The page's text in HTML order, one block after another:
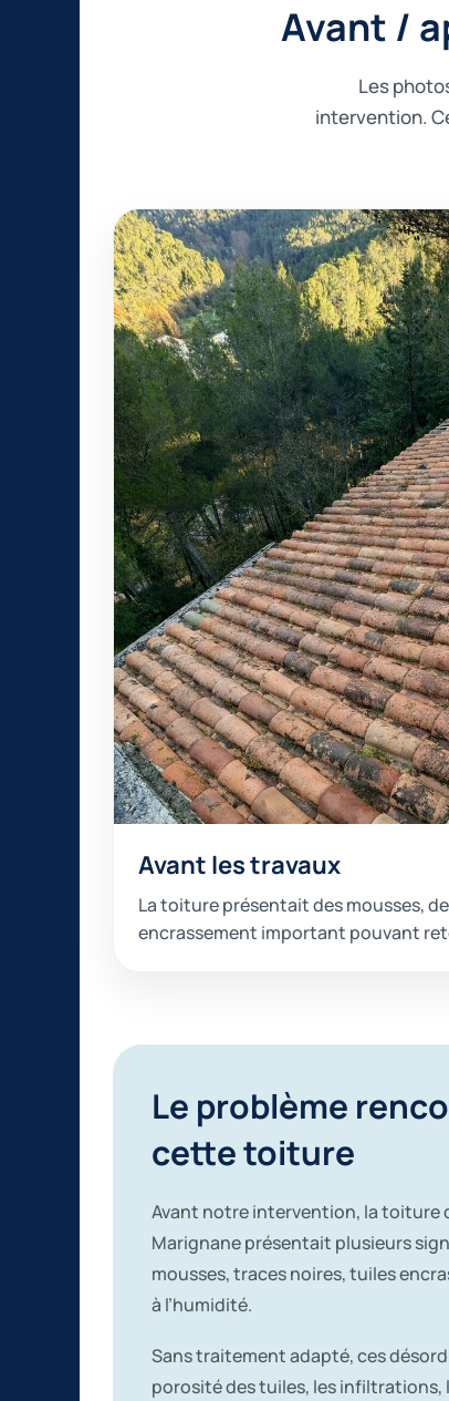
Avant /
Les
intervention.
Avant les travaux
La toiture présentait des mousses,
encrassement important pouvant
Le problème
cette toiture
Avant notre intervention, la toiture
Marignane présentait plusieurs
mousses, traces noires, tuiles
à l’humidité.
Sans traitement adapté, ces
porosité des tuiles, les infiltrations,